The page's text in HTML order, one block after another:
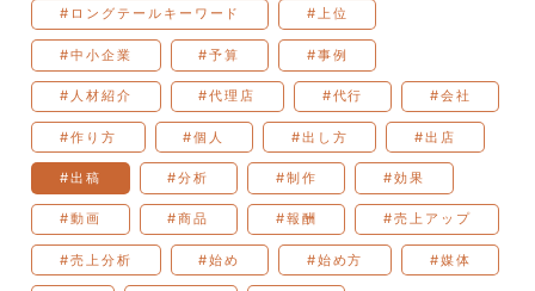
#ロングテールキーワード #上位
#中小企業 #予算 #事例
#人材紹介 #代理店 #代行 #会社
#作り方 #個人 #出し方 #出店
#出稿 #分析 #制作 #効果
#動画 #商品 #報酬 #売上アップ
#売上分析 #始め #始め方 #媒体